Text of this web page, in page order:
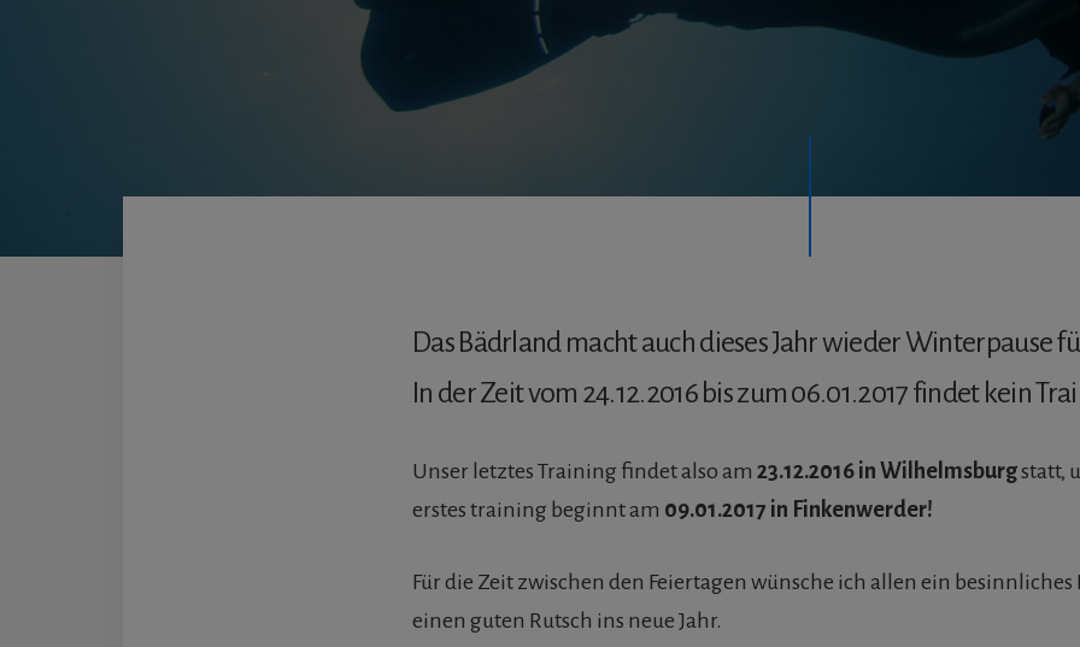
Das Bädrland macht auch dieses Jahr wieder Winterpause
In der Zeit vom 24.12.2016 bis zum 06.01.2017 findet kein
Unser letztes Training findet also am 23.12.2016 in Wilhelmsburgstatt,
erstes training beginnt am 09.01.2017 in Finkenwerder!
Für die Zeit zwischen den Feiertagen wünsche ich allen ein besinnliches
einen guten Rutsch ins neue Jahr.